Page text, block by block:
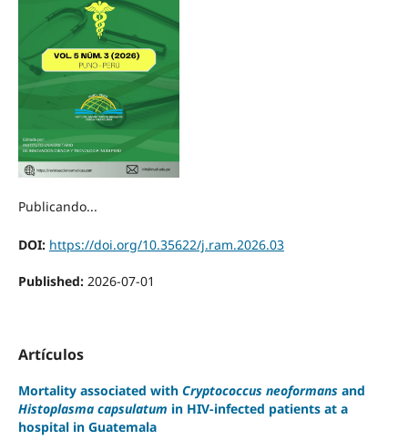
Publicando...
DOI: https://doi.org/10.35622/j.ram.2026.03
Published: 2026-07-01
Artículos
Mortality associated with Cryptococcus neoformans and
Histoplasma capsulatum in HIV-infected patients at a
hospital in Guatemala